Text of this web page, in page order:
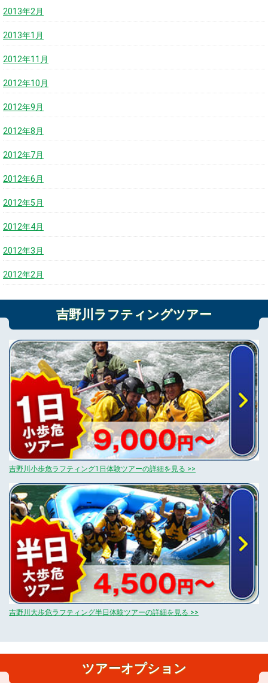
2013年2月
2013年1月
2012年11月
2012年10月
2012年9月
2012年8月
2012年7月
2012年6月
2012年5月
2012年4月
2012年3月
2012年2月
吉野川ラフティングツアー
吉野川小歩危ラフティング1日体験ツアーの詳細を見る >>
吉野川大歩危ラフティング半日体験ツアーの詳細を見る >>
ツアーオプション